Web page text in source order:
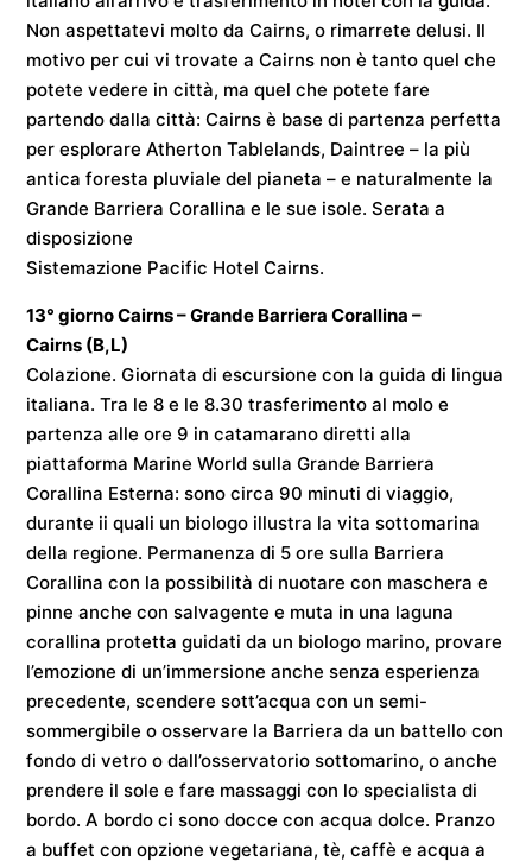
Non aspettatevi molto da Cairns, o rimarrete delusi. Il
motivo per cui vi trovate a Cairns non è tanto quel che
potete vedere in città, ma quel che potete fare
partendo dalla città: Cairns è base di partenza perfetta
per esplorare Atherton Tablelands, Daintree – la più
antica foresta pluviale del pianeta – e naturalmente la
Grande Barriera Corallina e le sue isole. Serata a
disposizione
Sistemazione Pacific Hotel Cairns.
13° giornoCairns – Grande Barriera Corallina –
Cairns (B,L)
Colazione. Giornata di escursione con la guida di lingua
italiana. Tra le 8 e le 8.30 trasferimento al molo e
partenza alle ore 9 in catamarano diretti alla
piattaforma Marine World sulla Grande Barriera
Corallina Esterna: sono circa 90 minuti di viaggio,
durante ii quali un biologo illustra la vita sottomarina
della regione. Permanenza di 5 ore sulla Barriera
Corallina con la possibilità di nuotare con maschera e
pinne anche con salvagente e muta in una laguna
corallina protetta guidati da un biologo marino, provare
l’emozione di un’immersione anche senza esperienza
precedente, scendere sott’acqua con un semi-
sommergibile o osservare la Barriera da un battello con
fondo di vetro o dall’osservatorio sottomarino, o anche
prendere il sole e fare massaggi con lo specialista di
bordo. A bordo ci sono docce con acqua dolce. Pranzo
a buffet con opzione vegetariana, tè, caffè e acqua a